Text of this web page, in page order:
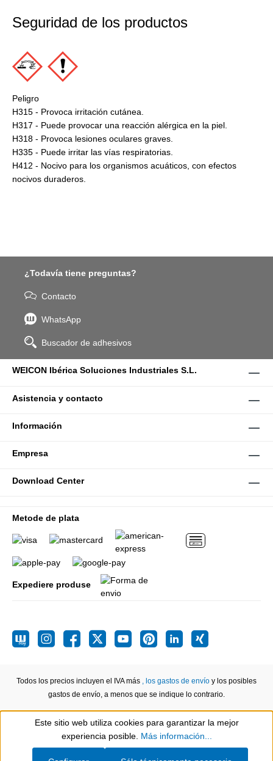
Seguridad de los productos
Peligro
H315 - Provoca irritación cutánea.
H317 - Puede provocar una reacción alérgica en la piel.
H318 - Provoca lesiones oculares graves.
H335 - Puede irritar las vías respiratorias.
H412 - Nocivo para los organismos acuáticos, con efectos
nocivos duraderos.
¿Todavía tiene preguntas?
Contacto
WhatsApp
Buscador de adhesivos
WEICON Ibérica Soluciones Industriales S.L.
Asistencia y contacto
Información
Empresa
Download Center
Metode de plata
Expediere produse
Todos los precios incluyen el IVA más , los gastos de envío y los posibles
gastos de envío, a menos que se indique lo contrario.
Show toolbar
Este sitio web utiliza cookies para garantizar la mejor
experiencia posible. Más información...